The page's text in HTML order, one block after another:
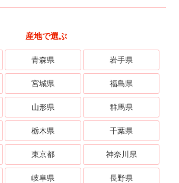
産地で選ぶ
青森県 岩手県
宮城県 福島県
山形県 群馬県
栃木県 千葉県
東京都 神奈川県
岐阜県 長野県